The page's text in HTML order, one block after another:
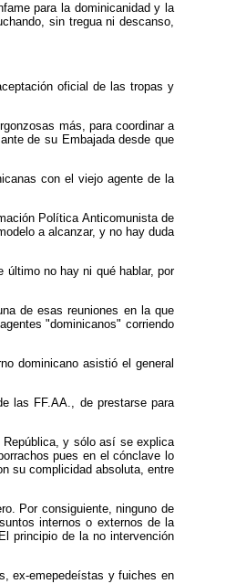
para la dominicanidad y la
sin tregua ni descanso,
oficial de las tropas y
más, para coordinar a
de su Embajada desde que
con el viejo agente de la
Política Anticomunista de
a alcanzar, y no hay duda
último no hay ni qué hablar, por
de esas reuniones en la que
"dominicanos" corriendo
dominicano asistió el general
las FF.AA., de prestarse para
República, y sólo así se explica
pues en el cónclave lo
su complicidad absoluta, entre
Por consiguiente, ninguno de
internos o externos de la
principio de la no intervención
ex-emepedeístas y fuiches en